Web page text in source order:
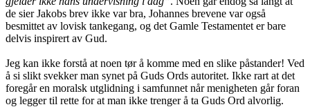
de sier Jakobs brev ikke var bra, Johannes brevene var også
besmittet av lovisk tankegang, og det Gamle Testamentet er bare
delvis inspirert av Gud.
Jeg kan ikke forstå at noen tør å komme med en slike påstander! Ved
å si slikt svekker man synet på Guds Ords autoritet. Ikke rart at det
foregår en moralsk utglidning i samfunnet når menigheten går foran
og legger til rette for at man ikke trenger å ta Guds Ord alvorlig.